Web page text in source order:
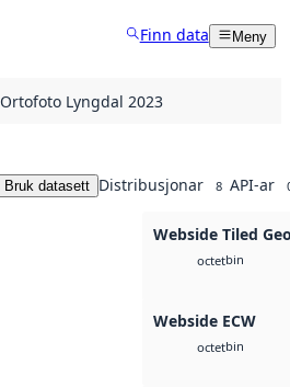
Finn data Meny
Ortofoto Lyngdal 2023
Bruk datasett Distribusjonar 8 API-ar
Webside Tiled
octetbin
Webside ECW
octetbin